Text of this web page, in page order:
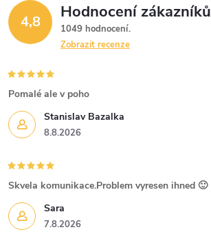
4,8 Hodnocení zákazníků
1049 hodnocení
Zobrazit recenze
Stanislav Bazalka
8.8.2026
Pomalé ale v poho
Sara
7.8.2026
Skvela komunikace.Problem vyresen ihned 🙂